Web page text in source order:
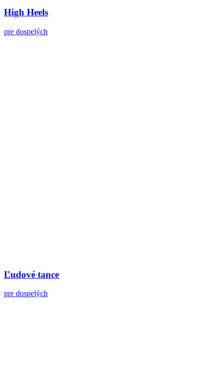
High Heels
pre dospelých
Ľudové tance
pre dospelých